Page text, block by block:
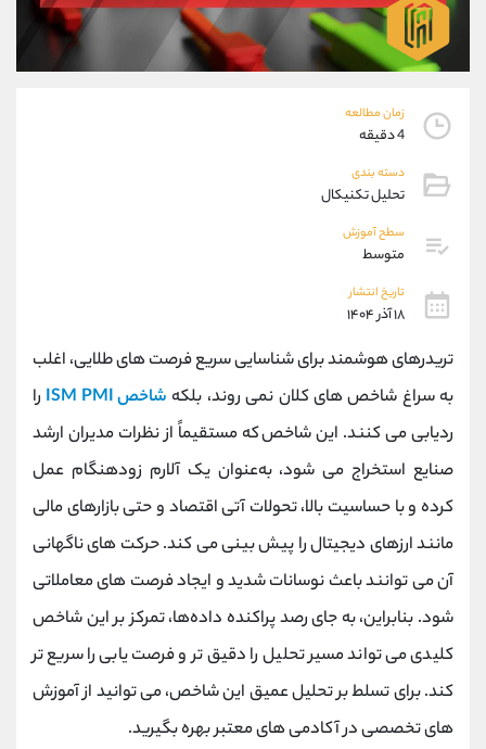
زمان مطالعه
4 دقیقه
دسته بندی
تحلیل تکنیکال
سطح آموزش
متوسط
تاریخ انتشار
۱۸ آذر ۱۴۰۴
تریدرهای هوشمند برای شناسایی سریع فرصت ‌های طلایی، اغلب
به سراغ شاخص‌ های کلان نمی‌ روند، بلکه شاخص ISM PMI
را
ردیابی می کنند. این شاخص که مستقیماً از نظرات مدیران ارشد
صنایع استخراج می‌ شود، به‌عنوان یک آلارم زودهنگام عمل
کرده و با حساسیت بالا، تحولات آتی اقتصاد و حتی بازارهای مالی
مانند ارزهای دیجیتال را پیش ‌بینی می کند. حرکت‌ های ناگهانی
آن می ‌توانند باعث نوسانات شدید و ایجاد فرصت‌ های معاملاتی
شود. بنابراین، به جای رصد پراکنده داده‌ها، تمرکز بر این شاخص
کلیدی می ‌تواند مسیر تحلیل را دقیق ‌تر و فرصت ‌یابی را سریع ‌تر
کند. برای تسلط بر تحلیل عمیق این شاخص، می ‌توانید از آموزش
‌های تخصصی در آکادمی‌ های معتبر بهره بگیرید.
09194198792
واتساپ شروع گفتگو
تلگرام @Armteam_admin_33
پشتیبان فروش
موبایل
اطلاعات تماس
تلفن 021-22021030
021-22021040
بدون پیش شماره
اینستاگرام @alireza.mehrabii
کانال تلگرام @alirezamehrabi_com
@alirezamehrabi_official